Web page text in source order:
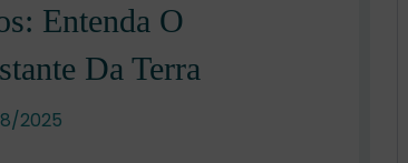
Entenda O
Da Terra
2025